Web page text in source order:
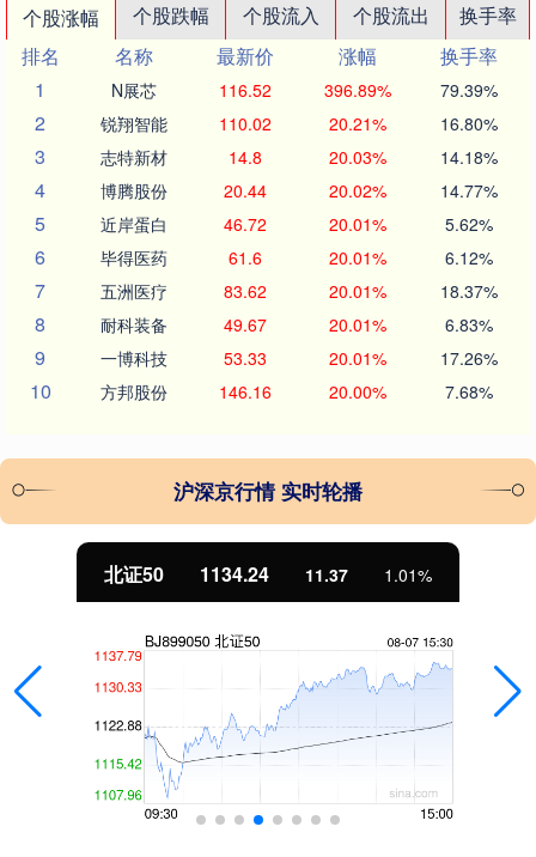
个股涨幅 个股跌幅 个股流入 个股流出
换手率
排名
名称 最新价 涨幅
换手率
1
N展芯 116.52 396.89% 79.39%
2 锐翔智能 110.02 20.21% 16.80%
3 志特新材 14.8 20.03% 14.18%
4 博腾股份 20.44 20.02% 14.77%
5 近岸蛋白 46.72 20.01% 5.62%
6 毕得医药 61.6 20.01% 6.12%
7 五洲医疗 83.62 20.01% 18.37%
8 耐科装备 49.67 20.01% 6.83%
9 一博科技 53.33 20.01% 17.26%
10 方邦股份 146.16 20.00% 7.68%
沪深京行情 实时轮播
北证50 1134.24 11.37 1.01%